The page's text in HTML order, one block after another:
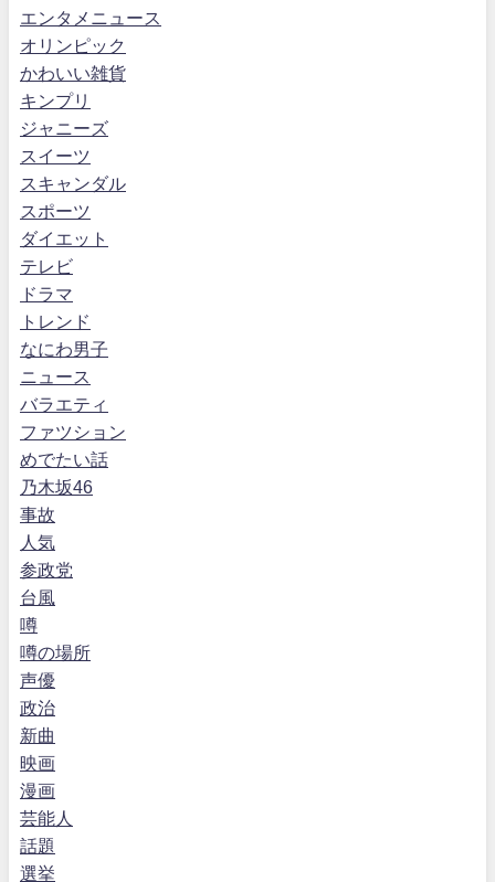
エンタメニュース
オリンピック
かわいい雑貨
キンプリ
ジャニーズ
スイーツ
スキャンダル
スポーツ
ダイエット
テレビ
ドラマ
トレンド
なにわ男子
ニュース
バラエティ
ファツション
めでたい話
乃木坂46
事故
人気
参政党
台風
噂
噂の場所
声優
政治
新曲
映画
漫画
芸能人
話題
選挙